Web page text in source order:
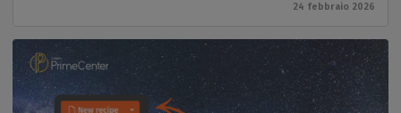
24 febbraio 2026